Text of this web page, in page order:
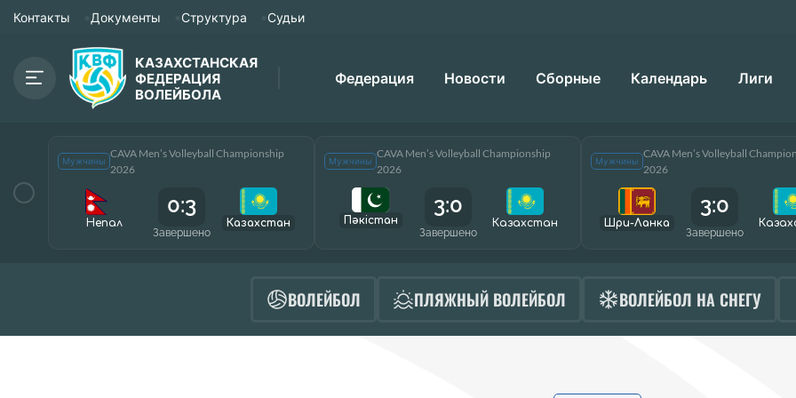
Контакты Документы Структура Судьи
КАЗАХСТАНСКАЯ
ФЕДЕРАЦИЯ
ВОЛЕЙБОЛА
Федерация Новости Сборные Календарь Лиги
Мужчины
CAVA Men’s Volleyball Championship
2026
Непал
0:3
Завершено
Казахстан
Мужчины
CAVA Men’s Volleyball Championship
2026
Пәкістан
3:0
Завершено
Казахстан
Мужчины
CAVA Men’s Volleyball
2026
Шри-Ланка
3:0
Завершено
ВОЛЕЙБОЛ ПЛЯЖНЫЙ ВОЛЕЙБОЛ ВОЛЕЙБОЛ НА СНЕГУ